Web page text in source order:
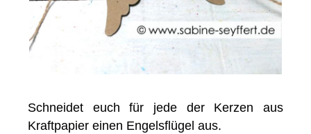
Schneidet euch für jede der Kerzen aus
Kraftpapier einen Engelsflügel aus.